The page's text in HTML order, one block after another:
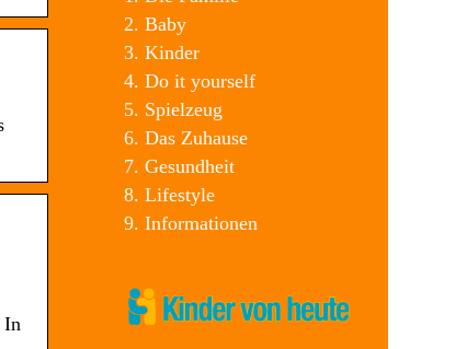
In
Baby
Kinder
Do it yourself
Spielzeug
Das Zuhause
Gesundheit
Lifestyle
Informationen